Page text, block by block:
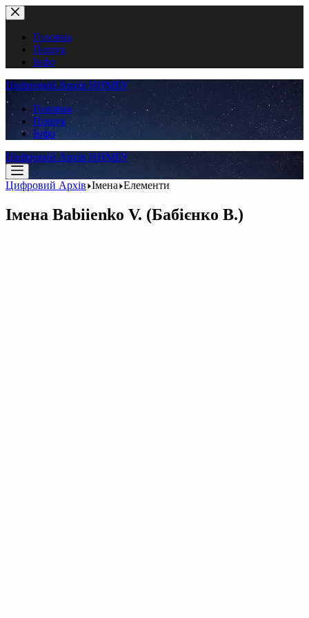
Перейти
до
вмістуГоловна
Пошук
Інфо
Цифровий Архів ННМБУ
Головна
Пошук
Інфо
Цифровий Архів ННМБУ
Цифровий Архів Імена Елементи
Імена Babiienko V. (Бабієнко В.)